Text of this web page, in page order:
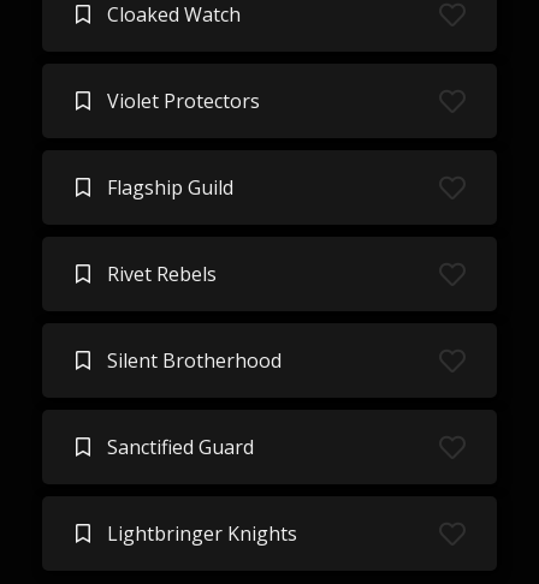
Cloaked Watch
Violet Protectors
Flagship Guild
Rivet Rebels
Silent Brotherhood
Sanctified Guard
Lightbringer Knights